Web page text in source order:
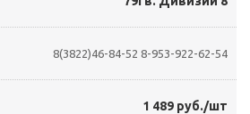
8(3822)46-84-52 8-953-922-62-54
1 489 руб./шт